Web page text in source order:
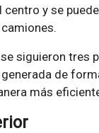
y se
siguieron
de
más